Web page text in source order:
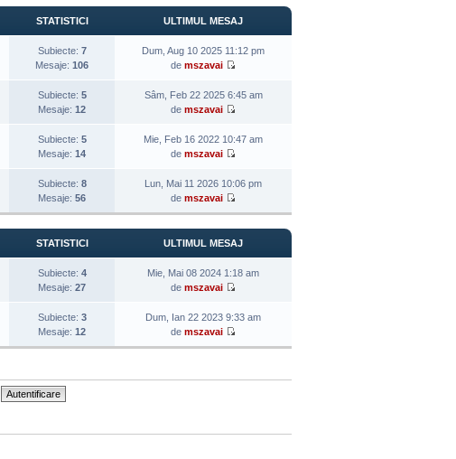
STATISTICI ULTIMUL MESAJ
Subiecte: 7
Mesaje: 106
Dum, Aug 10 2025 11:12 pm
de mszavai
Subiecte: 5
Mesaje: 12
Sâm, Feb 22 2025 6:45 am
de mszavai
Subiecte: 5
Mesaje: 14
Mie, Feb 16 2022 10:47 am
de mszavai
Subiecte: 8
Mesaje: 56
Lun, Mai 11 2026 10:06 pm
de mszavai
STATISTICI ULTIMUL MESAJ
Subiecte: 4
Mesaje: 27
Mie, Mai 08 2024 1:18 am
de mszavai
Subiecte: 3
Mesaje: 12
Dum, Ian 22 2023 9:33 am
de mszavai